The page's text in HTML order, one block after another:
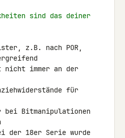
sind das deiner
z.B. nach POR,
immer an der
für
Bitmanipulationen
der 18er Serie wurde